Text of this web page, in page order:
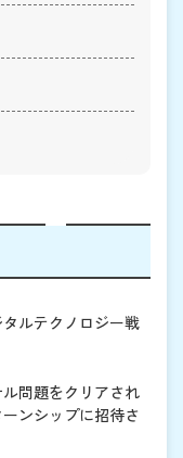
ルテクノロジー戦
問題をクリアされ
ンシップに招待さ